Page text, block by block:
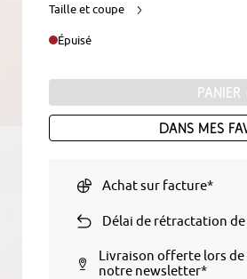
Taille et coupe
Épuisé
Panier
Dans mes
Achat sur facture*
Délai de rétractation
Livraison offerte lors
notre newsletter*